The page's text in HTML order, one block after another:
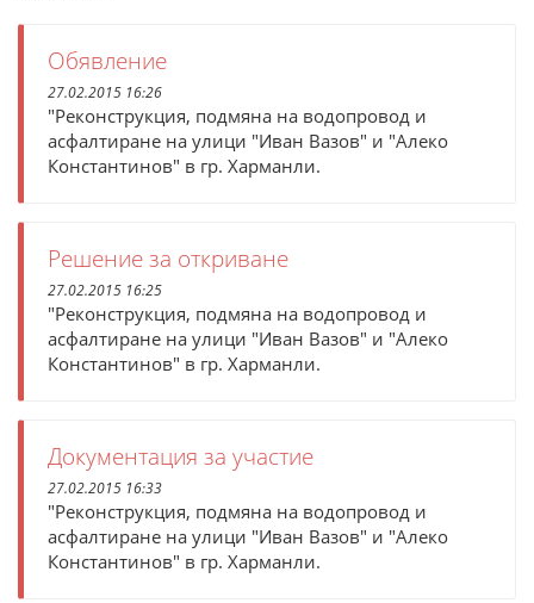
Обявление
27.02.2015 16:26
"Реконструкция, подмяна на водопровод и
асфалтиране на улици "Иван Вазов" и "Алеко
Константинов" в гр. Харманли.
Решение за откриване
27.02.2015 16:25
"Реконструкция, подмяна на водопровод и
асфалтиране на улици "Иван Вазов" и "Алеко
Константинов" в гр. Харманли.
Документация за участие
27.02.2015 16:33
"Реконструкция, подмяна на водопровод и
асфалтиране на улици "Иван Вазов" и "Алеко
Константинов" в гр. Харманли.